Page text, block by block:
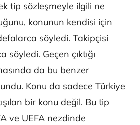
tip sözleşmeyle ilgili ne
konunun kendisi için
söyledi. Takipçisi
Geçen çıktığı
da bu benzer
Konu da sadece Türkiye
bir konu değil. Bu tip
ve UEFA nezdinde